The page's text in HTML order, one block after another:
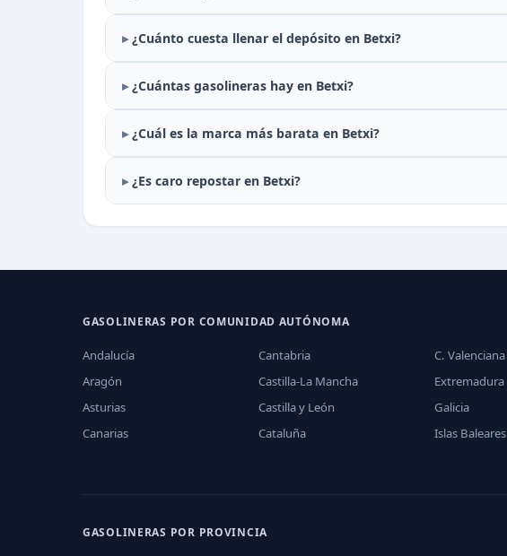
¿Cuánto cuesta llenar el depósito en Betxi?
¿Cuántas gasolineras hay en Betxi?
¿Cuál es la marca más barata en Betxi?
¿Es caro repostar en Betxi?
GASOLINERAS POR COMUNIDAD AUTÓNOMA
Andalucía
Aragón
Asturias
Canarias
Cantabria
Castilla-La Mancha
Castilla y León
Cataluña
C. Valenciana
Extremadura
Galicia
Islas Baleares
GASOLINERAS POR PROVINCIA